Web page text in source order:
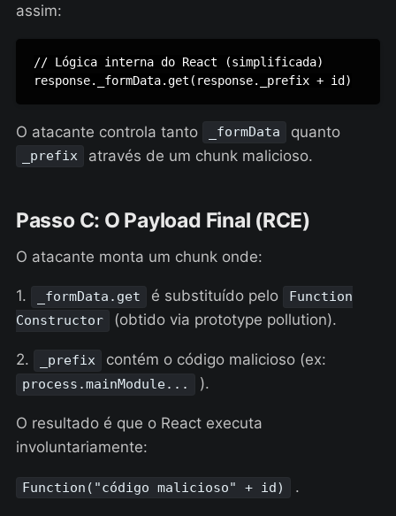
assim:
// Lógica interna do React (simplificada)
response._formData.get(response._prefix + id)
O atacante controla tanto _formData quanto
_prefix através de um chunk malicioso.
Passo C: O Payload Final (RCE)
O atacante monta um chunk onde:
1. _formData.get é substituído pelo
Function
Constructor
(obtido via prototype pollution).
2. _prefix contém o código malicioso (ex:
process.mainModule... ).
O resultado é que o React executa
involuntariamente:
Function("código malicioso" + id) .